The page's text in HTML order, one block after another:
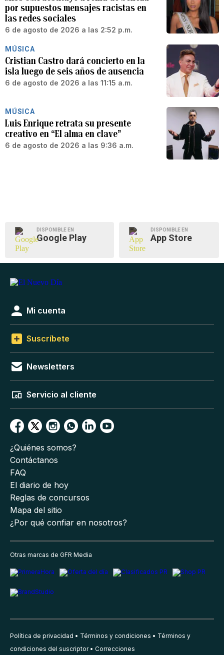
por supuestos mensajes racistas en
las redes sociales
6 de agosto de 2026 a las 2:52 p.m.
MÚSICA
Cristian Castro dará concierto en la
isla luego de seis años de ausencia
6 de agosto de 2026 a las 11:15 a.m.
MÚSICA
Luis Enrique retrata su presente
creativo en “El alma en clave”
6 de agosto de 2026 a las 9:36 a.m.
DISPONIBLE EN
Google Play
DISPONIBLE EN
App Store
Mi cuenta
Suscríbete
Newsletters
Servicio al cliente
¿Quiénes somos?
Contáctanos
FAQ
El diario de hoy
Reglas de concursos
Mapa del sitio
¿Por qué confiar en nosotros?
Otras marcas de GFR Media
Política de privacidad Términos y condiciones
Términos y
condiciones del suscriptor
Correcciones